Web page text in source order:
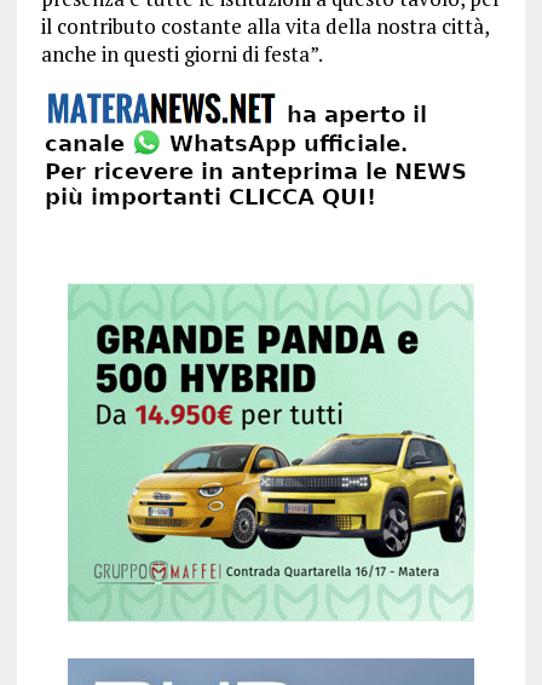
il contributo costante alla vita della nostra città,
anche in questi giorni di festa”.